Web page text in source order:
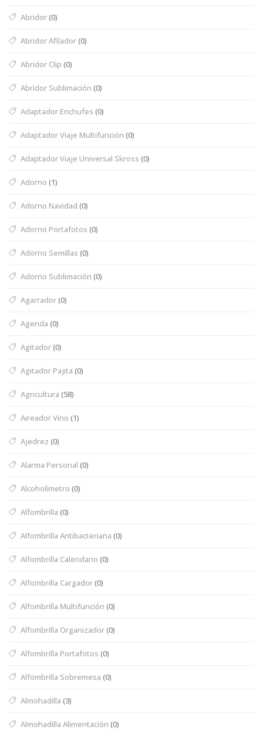
Abridor(0)
Abridor Afilador(0)
Abridor Clip (0)
Abridor Sublimación (0)
Adaptador Enchufes (0)
Adaptador Viaje Multifunción (0)
Adaptador Viaje Universal Skross (0)
Adorno (1)
Adorno Navidad (0)
Adorno Portafotos (0)
Adorno Semillas (0)
Adorno Sublimación (0)
Agarrador(0)
Agenda (0)
Agitador(0)
Agitador Pajita (0)
Agricultura (58)
Aireador Vino (1)
Ajedrez (0)
Alarma Personal (0)
Alcoholímetro (0)
Alfombrilla (0)
Alfombrilla Antibacteriana (0)
Alfombrilla Calendario (0)
Alfombrilla Cargador(0)
Alfombrilla Multifunción (0)
Alfombrilla Organizador(0)
Alfombrilla Portafotos (0)
Alfombrilla Sobremesa (0)
Almohadilla (3)
Almohadilla Alimentación (0)